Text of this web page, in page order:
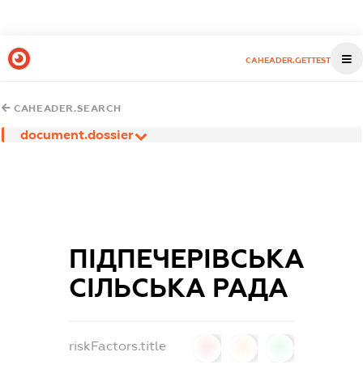
CAHEADER.GETTEST
CAHEADER.SEARCH
document.dossier
ПІДПЕЧЕРІВСЬКА
СІЛЬСЬКА РАДА
riskFactors.title